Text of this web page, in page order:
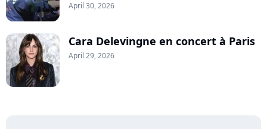
April 30, 2026
Cara Delevingne en concert à Paris
April 29, 2026